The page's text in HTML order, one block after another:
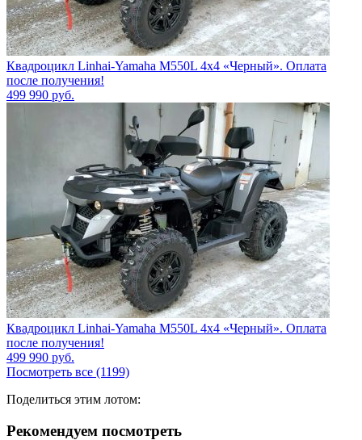
Квадроцикл Linhai-Yamaha M550L 4x4 «Черный». Оплата
после получения!
499 990 руб.
Квадроцикл Linhai-Yamaha M550L 4x4 «Черный». Оплата
после получения!
499 990 руб.
Посмотреть все (1199)
Поделиться этим лотом:
Рекомендуем посмотреть